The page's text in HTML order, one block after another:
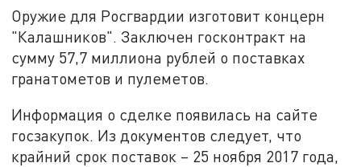
Оружие для Росгвардии изготовит концерн
"Калашников". Заключен госконтракт на
сумму 57,7 миллиона рублей о поставках
гранатометов и пулеметов.
Информация о сделке появилась на сайте
госзакупок. Из документов следует, что
крайний срок поставок – 25 ноября 2017 года,